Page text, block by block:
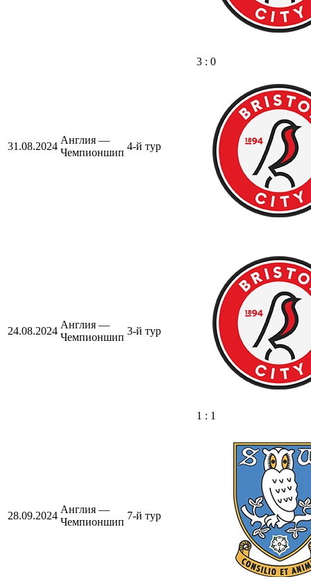
31.08.2024
Англия —
Чемпионшип
4-й тур
3 : 0
24.08.2024
Англия —
Чемпионшип
3-й тур
1 : 1
28.09.2024
Англия —
Чемпионшип
7-й тур